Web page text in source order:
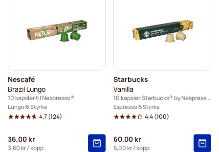
Nescafé
Brazil Lungo
10 kapsler til Nespresso®
Lungo 8 Styrke
4.7(124)
36,00 kr
3,60 kr/ kopp
Starbucks
Vanilla
10 kapsler Starbucks® by Nespresso®
Espresso 5 Styrke
4.4(100)
60,00 kr
6,00 kr/ kopp